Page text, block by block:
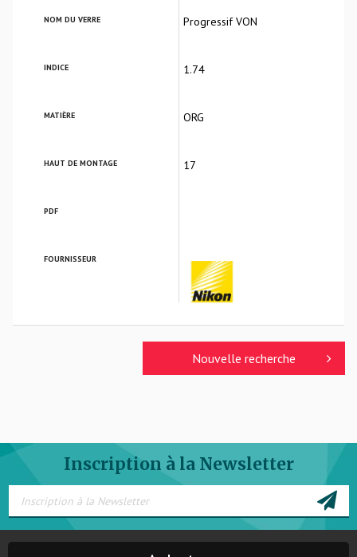
NOM DU VERRE Progressif VON
INDICE 1.74
MATIÈRE ORG
HAUT DE MONTAGE 17
PDF
FOURNISSEUR
Nouvelle recherche
Inscription à la Newsletter